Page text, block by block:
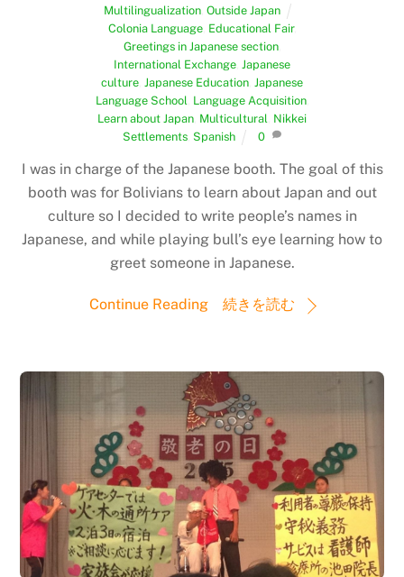
Multilingualization, Outside Japan
Colonia Language, Educational Fair,
Greetings in Japanese section,
International Exchange Japanese
culture Japanese Education Japanese
Language School Language Acquisition,
Learn about Japan Multicultural Nikkei
Settlements, Spanish 0
I was in charge of the Japanese booth. The goal of this
booth was for Bolivians to learn about Japan and out
culture so I decided to write people’s names in
Japanese, and while playing bull’s eye learning how to
greet someone in Japanese.
Continue Reading 続きを読む